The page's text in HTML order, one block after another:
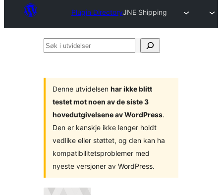
Plugin DirectoryJNE Shipping
Søk
Denne utvidelsen har ikke blitt
testet mot noen av de siste 3
hovedutgivelsene av WordPress.
Den er kanskje ikke lenger holdt
vedlike eller støttet, og den kan ha
kompatibilitetsproblemer med
nyeste versjoner av WordPress.